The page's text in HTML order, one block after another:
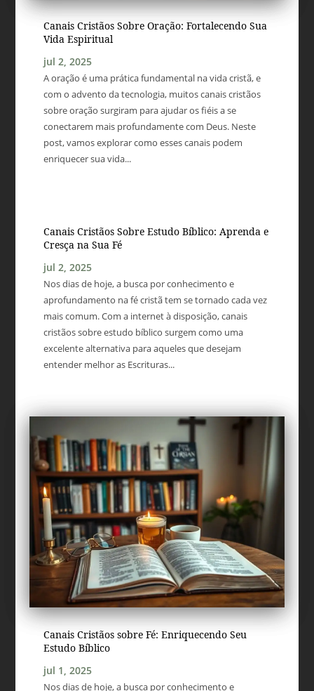
Canais Cristãos Sobre Oração: Fortalecendo Sua
Vida Espiritual
jul 2, 2025
A oração é uma prática fundamental na vida cristã, e
com o advento da tecnologia, muitos canais cristãos
sobre oração surgiram para ajudar os fiéis a se
conectarem mais profundamente com Deus. Neste
post, vamos explorar como esses canais podem
enriquecer sua vida...
Canais Cristãos Sobre Estudo Bíblico: Aprenda e
Cresça na Sua Fé
jul 2, 2025
Nos dias de hoje, a busca por conhecimento e
aprofundamento na fé cristã tem se tornado cada vez
mais comum. Com a internet à disposição, canais
cristãos sobre estudo bíblico surgem como uma
excelente alternativa para aqueles que desejam
entender melhor as Escrituras...
Canais Cristãos sobre Fé: Enriquecendo Seu
Estudo Bíblico
jul 1, 2025
Nos dias de hoje, a busca por conhecimento e